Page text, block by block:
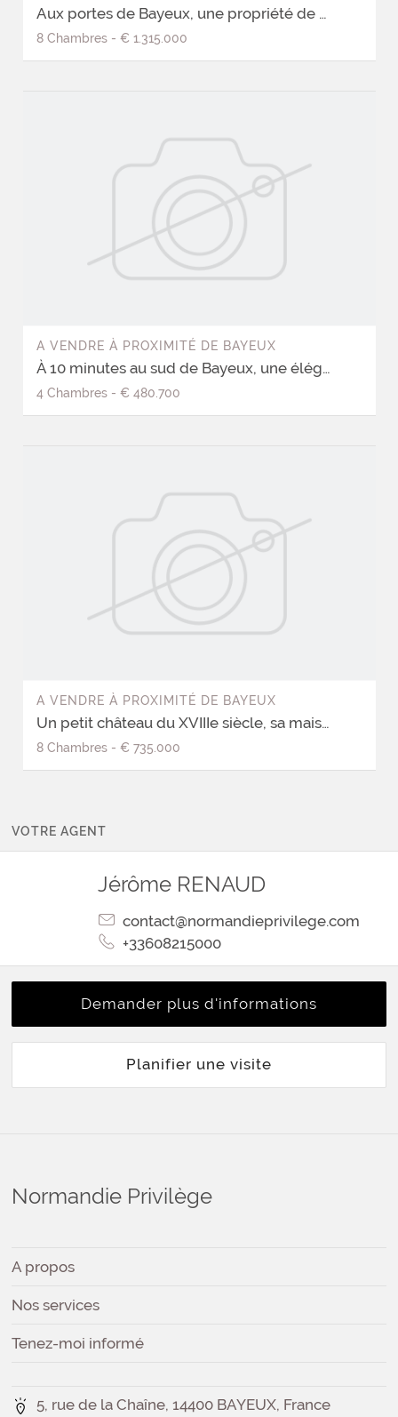
Aux portes de Bayeux, une propriété de caractère, sa piscine et son jardin paysager
8 Chambres- € 1.315.000
A VENDRE À PROXIMITÉ DE BAYEUX
À 10 minutes au sud de Bayeux, une élégante propriété en pierre avec dépendance
4 Chambres- € 480.700
A VENDRE À PROXIMITÉ DE BAYEUX
Un petit château du XVIIIe siècle, sa maison annexe et son parc arboré
8 Chambres- € 735.000
VOTRE AGENT
Jérôme RENAUD
contact@normandieprivilege.com
+33608215000
Demander plus d'informations
Planifier une visite
Normandie Privilège
A propos
Nos services
Tenez-moi informé
5, rue de la Chaîne, 14400 BAYEUX, France